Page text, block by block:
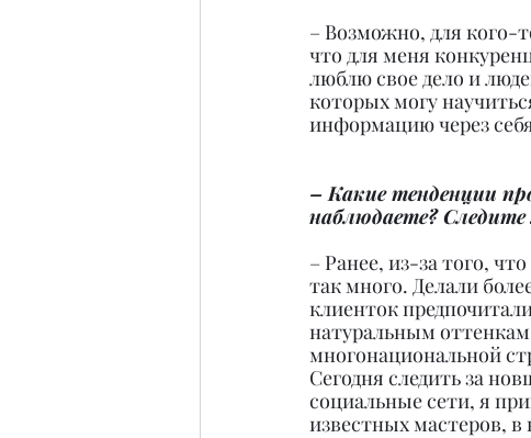
– Возможно, для кого-
что для меня
люблю свое дело и
которых могу
информацию через
– Какие тенденции
наблюдаете?
– Ранее, из-за того,
так много. Делали
клиенток
натуральным
многонациональной
Сегодня следить за
социальные сети, я
известных мастеров,